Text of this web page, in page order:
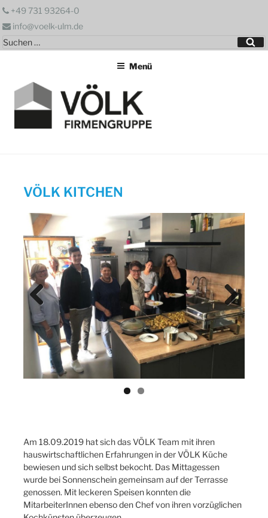
Zum
springen
+49 731 93264-0
info@voelk-ulm.de
Suchen
nach:
Menü
VÖLK KITCHEN
Previ
ous
Next
Am 18.09.2019 hat sich das VÖLK Team mit ihren
hauswirtschaftlichen Erfahrungen in der VÖLK Küche
bewiesen und sich selbst bekocht. Das Mittagessen
wurde bei Sonnenschein gemeinsam auf der Terrasse
genossen. Mit leckeren Speisen konnten die
MitarbeiterInnen ebenso den Chef von ihren vorzüglichen